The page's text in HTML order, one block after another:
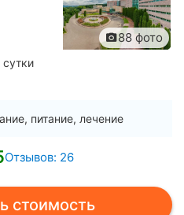
88 фото
сутки
питание, лечение
Отзывов: 26
стоимость